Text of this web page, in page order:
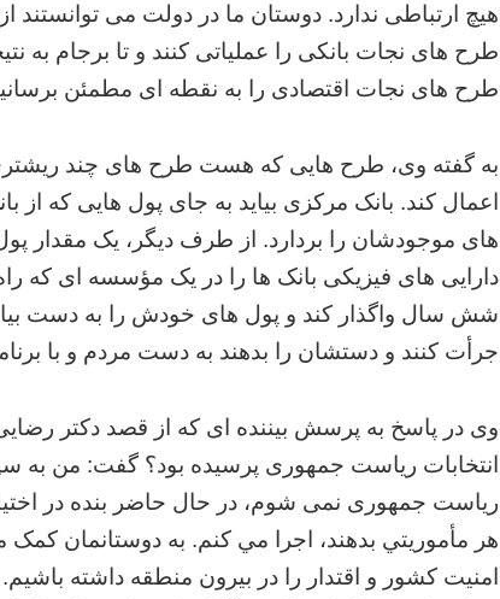
هیچ ارتباطی ندارد. دوستان ما در دولت می توانستند
طرح های نجات بانکی را عملیاتی کنند و تا برجام به
طرح های نجات اقتصادی را به نقطه ای مطمئن
به گفته وی، طرح هایی که هست طرح های چند
اعمال کند. بانک مرکزی بیاید به جای پول هایی که از
های موجودشان را بردارد. از طرف دیگر، یک مقدار
دارایی های فیزیکی بانک ها را در یک مؤسسه ای که
شش سال واگذار کند و پول های خودش را به دست
جرأت کنند و دستشان را بدهند به دست مردم و با
وی در پاسخ به پرسش بیننده ای که از قصد دکتر
انتخابات ریاست جمهوری پرسیده بود؟ گفت: من به
ریاست جمهوری نمی شوم، در حال حاضر بنده در
هر مأموريتي بدهند، اجرا مي كنم. به دوستانمان کمک
امنیت کشور و اقتدار را در بیرون منطقه داشته